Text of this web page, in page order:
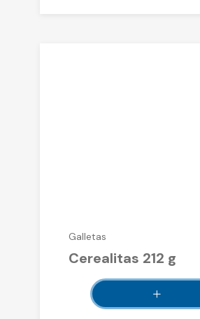
Galletas
Cerealitas 212 g